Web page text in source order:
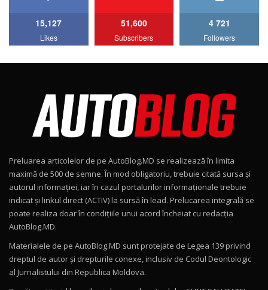
AutoBlog.MD
15:08
Noul Geely EX2 / Test Drive AutoBlog.MD
15:22
Mercedes-AMG E 53 HYBRID 4MATIC+ / Test
Drive AutoBlog.MD
16:27
11
Noul Volvo ES90 / Test Drive AutoBlog.MD
12
Noul MG HS / Test Drive AutoBlog.MD
16:48
15,127
Likes
51,600
Subscribers
4 721
Followers
Preluarea articolelor de pe AutoBlog.MD se realizează în limita
maximă de 500 de semne. În mod obligatoriu, trebuie citată sursa și
autorul informației, iar în cazul portalurilor informaționale trebuie
indicat și linkul direct (ACTIV) la sursă în lead. Prelucarea integrală se
poate realiza doar în condițiile unui acord încheiat cu redacţia
AutoBlog.MD.
Materialele de pe AutoBlog.MD sunt protejate de Legea 139 privind
dreptul de autor și drepturile conexe, inclusiv de Codul Deontologic
al Jurnalistului din Republica Moldova.